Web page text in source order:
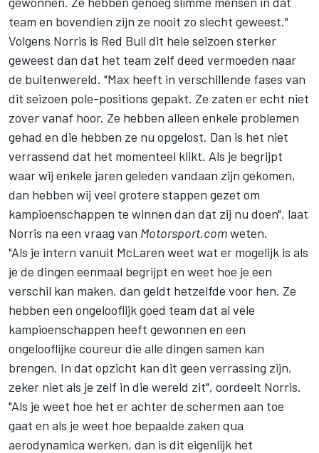
team en bovendien zijn ze nooit zo slecht geweest."
Volgens Norris is Red Bull dit hele seizoen sterker
geweest dan dat het team zelf deed vermoeden naar
de buitenwereld. "Max heeft in verschillende fases van
dit seizoen pole-positions gepakt. Ze zaten er echt niet
zover vanaf hoor. Ze hebben alleen enkele problemen
gehad en die hebben ze nu opgelost. Dan is het niet
verrassend dat het momenteel klikt. Als je begrijpt
waar wij enkele jaren geleden vandaan zijn gekomen,
dan hebben wij veel grotere stappen gezet om
kampioenschappen te winnen dan dat zij nu doen", laat
Norris na een vraag van Motorsport.comweten.
"Als je intern vanuit McLaren weet wat er mogelijk is als
je de dingen eenmaal begrijpt en weet hoe je een
verschil kan maken, dan geldt hetzelfde voor hen. Ze
hebben een ongelooflijk goed team dat al vele
kampioenschappen heeft gewonnen en een
ongelooflijke coureur die alle dingen samen kan
brengen. In dat opzicht kan dit geen verrassing zijn,
zeker niet als je zelf in die wereld zit", oordeelt Norris.
"Als je weet hoe het er achter de schermen aan toe
gaat en als je weet hoe bepaalde zaken qua
aerodynamica werken, dan is dit eigenlijk het